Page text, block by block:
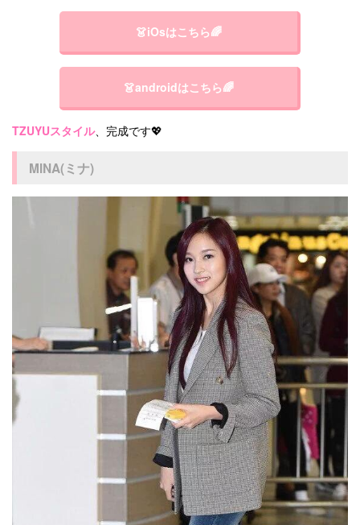
👗iOsはこちら🌈
👗androidはこちら🌈
TZUYUスタイル、完成です💖
MINA(ミナ)